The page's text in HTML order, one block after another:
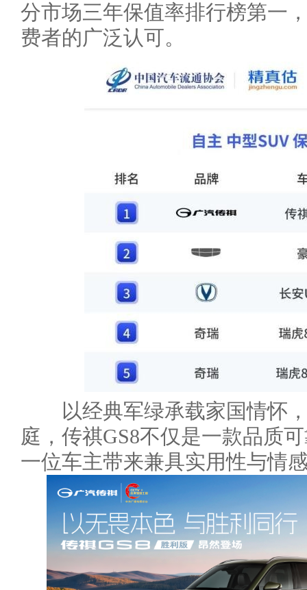
分市场三年保值率排行榜第一
费者的广泛认可。
以经典军绿承载家国情怀，
庭，传祺GS8不仅是一款品质
一位车主带来兼具实用性与情